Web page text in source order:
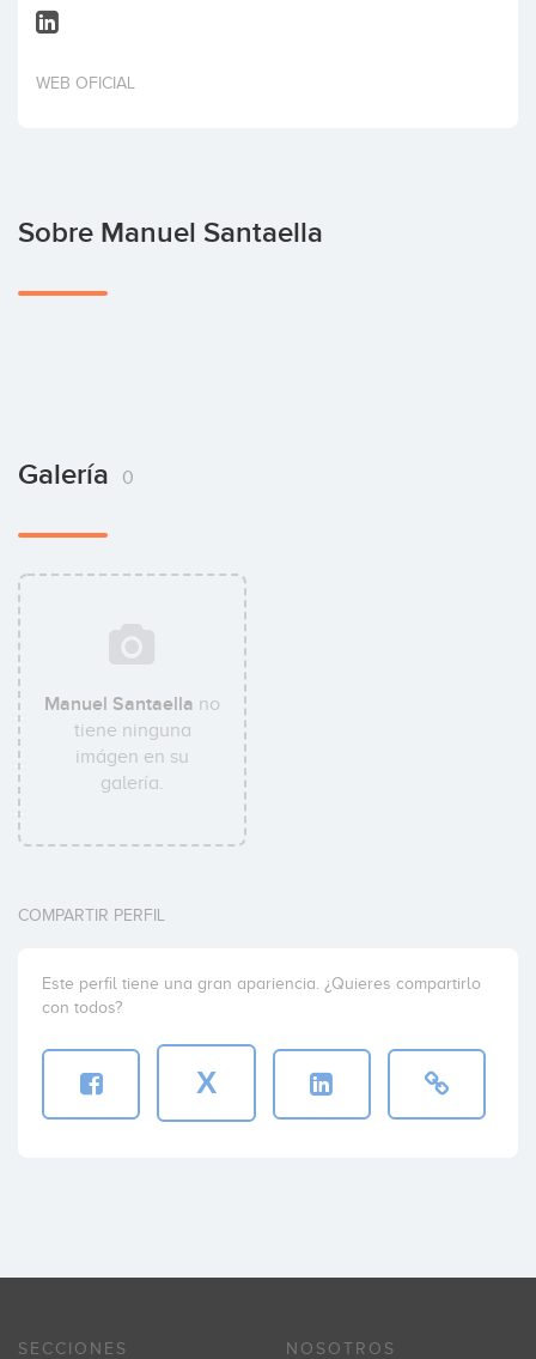
Invertir
WEB OFICIAL
Sobre Manuel Santaella
Galería 0
Manuel Santaella no
tiene ninguna
imágen en su
galería.
COMPARTIR PERFIL
Este perfil tiene una gran apariencia. ¿Quieres compartirlo
con todos?
X
SECCIONES NOSOTROS